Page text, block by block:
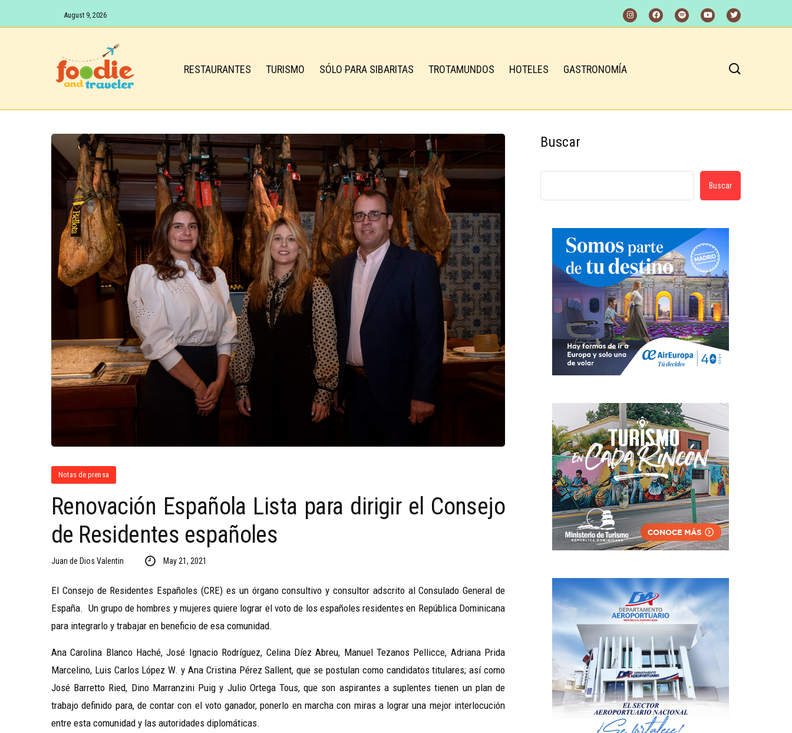
August 9, 2026
RESTAURANTES TURISMO SÓLO PARA SIBARITAS TROTAMUNDOS HOTELES GASTRONOMÍA
Notas de prensa
Renovación Española Lista para dirigir el Consejo
de Residentes españoles
Juan de Dios Valentin May 21, 2021
El Consejo de Residentes Españoles (CRE) es un órgano consultivo y consultor adscrito al Consulado General de
España. Un grupo de hombres y mujeres quiere lograr el voto de los españoles residentes en República Dominicana
para integrarlo y trabajar en beneficio de esa comunidad.
Ana Carolina Blanco Haché, José Ignacio Rodríguez, Celina Díez Abreu, Manuel Tezanos Pellicce, Adriana Prida
Marcelino, Luis Carlos López W. y Ana Cristina Pérez Sallent, que se postulan como candidatos titulares; así como
José Barretto Ried, Dino Marranzini Puig y Julio Ortega Tous, que son aspirantes a suplentes tienen un plan de
trabajo definido para, de contar con el voto ganador, ponerlo en marcha con miras a lograr una mejor interlocución
entre esta comunidad y las autoridades diplomáticas.
Buscar
Buscar